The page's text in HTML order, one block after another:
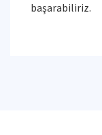
başarabiliriz.